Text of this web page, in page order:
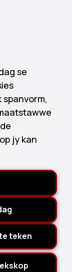
se
jy kan
teken